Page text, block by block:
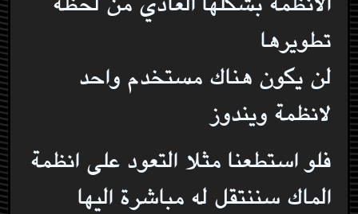
تطويرها
لن يكون هناك مستخدم واحد
لانظمة ويندوز
فلو استطعنا مثلا التعود على انظمة
الماك سننتقل له مباشرة اليها